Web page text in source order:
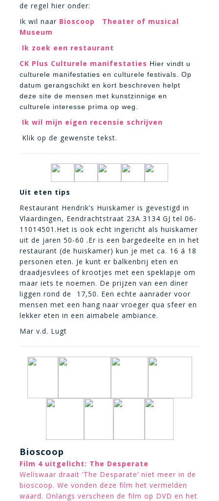
de regel hier onder:
Ik wil naar Bioscoop
Theater of musical
Museum
Ik zoek een restaurant
CK Plus Culturele manifestaties Hier vindt u
culturele manifestaties en culturele festivals. Op
datum gerangschikt en kort beschreven helpt
deze site de mensen met kunstzinnige en
culturele interesse prima op weg.
Ik wil mijn eigen recensie schrijven
Klik op de gewenste tekst.
Uit eten tips
Restaurant Hendrik’s Huiskamer is gevestigd in
Vlaardingen, Eendrachtstraat 23A 3134 GJ tel 06-
11014501.Het is ook echt ingericht als huiskamer
uit de jaren 50-60 .Er is een bargedeelte en in het
restaurant (de huiskamer) kun je met ca. 16 á 18
personen eten. Je kunt er balkenbrij eten en
draadjesvlees of krootjes met een speklapje om
maar iets te noemen. De prijzen van een diner
liggen rond de  17,50. Een echte aanrader voor
mensen met een hang naar vroeger qua sfeer en
lekker eten in een aimabele ambiance.
Mar v.d. Lugt
Bioscoop
Film 4 uitgelicht: The Desperate
Weliswaar draait ‘The Desparate’ niet meer in de
bioscoop. We vonden deze film het vermelden
waard. Onlangs verscheen de film op DVD en het